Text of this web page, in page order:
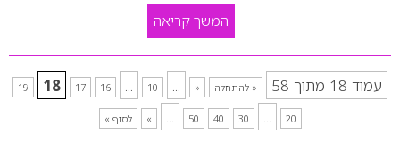
המשך קריאה
עמוד 18 מתוך 58 « להתחלה «
...
10
...
16
17
18
19
20
...
30
40
50
...
» לסוף »